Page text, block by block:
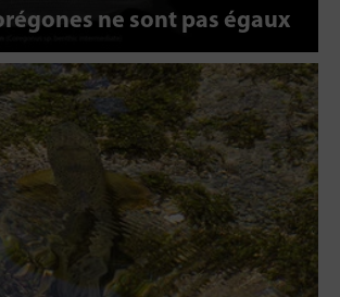
ne sont pas égaux